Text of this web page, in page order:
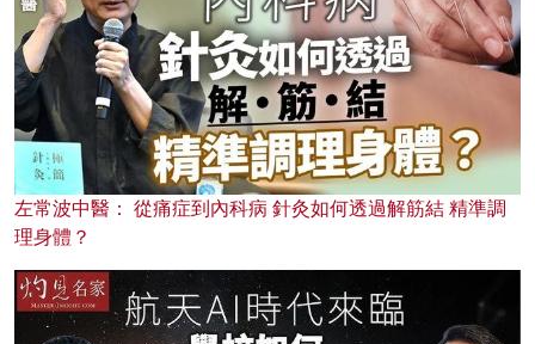
左常波中醫： 從痛症到內科病 針灸如何透過解筋結 精準調
理身體？